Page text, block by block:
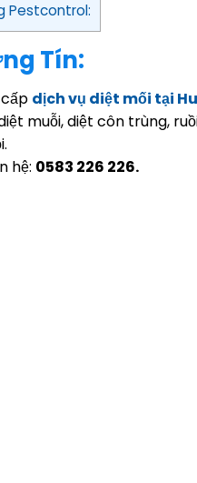
Pestcontrol:
Tín:
dịch vụ diệt mối tại
muỗi, diệt côn trùng,
hệ: 0583 226 226.